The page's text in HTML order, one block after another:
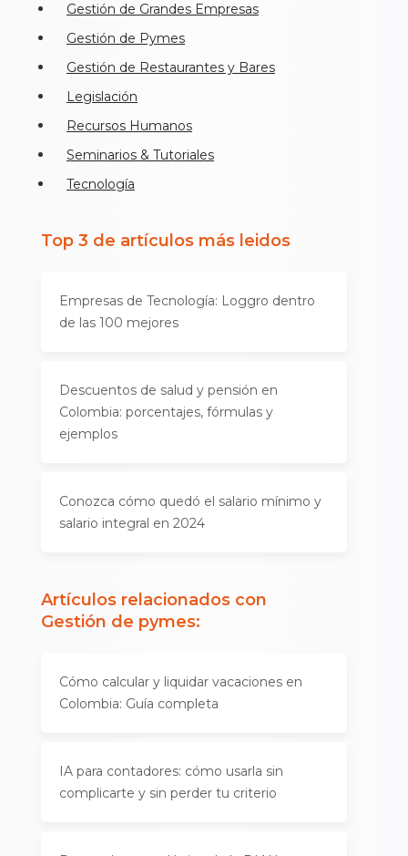
Gestión de Grandes Empresas
Gestión de Pymes
Gestión de Restaurantes y Bares
Legislación
Recursos Humanos
Seminarios & Tutoriales
Tecnología
Top 3 de artículos más leidos
Empresas de Tecnología: Loggro dentro
de las 100 mejores
Descuentos de salud y pensión en
Colombia: porcentajes, fórmulas y
ejemplos
Conozca cómo quedó el salario mínimo y
salario integral en 2024
Artículos relacionados con
Gestión de pymes:
Cómo calcular y liquidar vacaciones en
Colombia: Guía completa
IA para contadores: cómo usarla sin
complicarte y sin perder tu criterio